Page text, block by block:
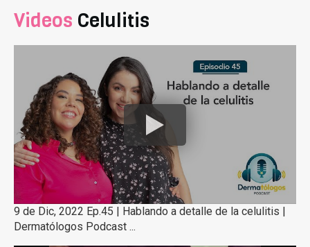
Videos Celulitis
9 de Dic, 2022 Ep.45 | Hablando a detalle de la celulitis |
Dermatólogos Podcast ...